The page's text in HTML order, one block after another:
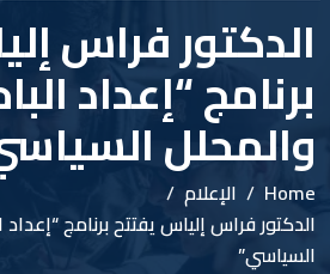
الدكتور فراس
برنامج “إعداد
والمحلل
Home
الإعلام
الدكتور فراس إلياس يفتتح برنامج “إعداد
السياسي”